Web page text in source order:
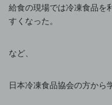
給食の現場では冷凍食品を
すくなった。
など、
日本冷凍食品協会の方から